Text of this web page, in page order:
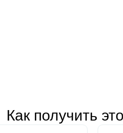
Как получить